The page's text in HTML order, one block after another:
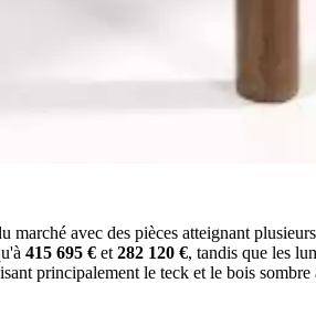
avec des pièces atteignant
415 695 € et 282 120 €, tandis que les
principalement le teck et le bois